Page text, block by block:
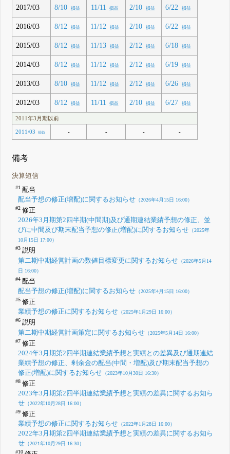
2017/03 8/10 損益 11/11 損益 2/10 損益 6/22 損益
2016/03 8/12 損益 11/12 損益 2/10 損益 6/22 損益
2015/03 8/12 損益 11/13 損益 2/12 損益 6/18 損益
2014/03 8/12 損益 11/12 損益 2/12 損益 6/19 損益
2013/03 8/10 損益 11/12 損益 2/12 損益 6/26 損益
2012/03 8/12 損益 11/11 損益 2/10 損益 6/27 損益
2011年3月期以前
2011/03 損益 - - - -
備考
決算短信
#1配当
配当予想の修正(増配)に関するお知らせ（2026年4月15日 16:00）
#2修正
2026年3月期第2四半期(中間期)及び通期連結業績予想の修正、並
びに中間及び期末配当予想の修正(増配)に関するお知らせ（2025年
10月15日 17:00）
#3説明
第二期中期経営計画の数値目標変更に関するお知らせ（2026年5月14
日 16:00）
#4配当
配当予想の修正(増配)に関するお知らせ（2025年4月15日 16:00）
#5修正
業績予想の修正に関するお知らせ（2025年1月29日 16:00）
#6説明
第二期中期経営計画策定に関するお知らせ（2025年5月14日 16:00）
#7 修正
2024年3月期第2四半期連結業績予想と実績との差異及び通期連結
業績予想の修正、剰余金の配当(中間・増配)及び期末配当予想の
修正(増配)に関するお知らせ（2023年10月30日 16:30）
#8修正
2023年3月期第2四半期連結業績予想と実績の差異に関するお知ら
せ（2022年10月28日 16:00）
#9修正
業績予想の修正に関するお知らせ（2022年1月28日 16:00）
2022年3月期第2四半期連結業績予想と実績の差異に関するお知ら
せ（2021年10月29日 16:30）
#10